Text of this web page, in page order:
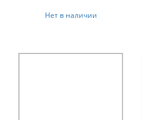
Нет в наличии